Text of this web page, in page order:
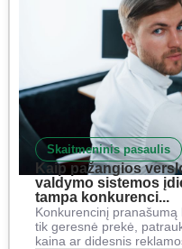
Skaitmeninis pasaulis
Kaip pažangios
valdymo sistemos
tampa konkurenci...
Konkurencinį pranašumą
tik geresnė prekė,
kaina ar didesnis